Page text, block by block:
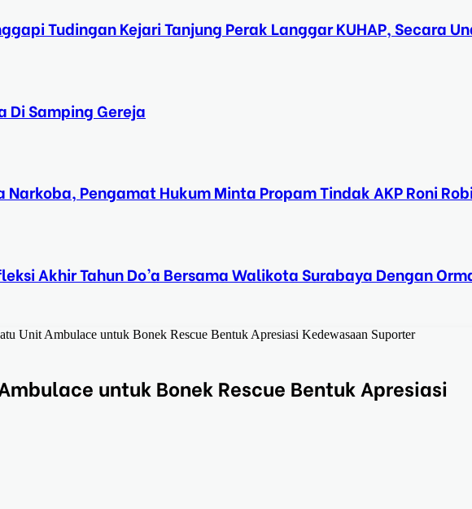
Tudingan Kejari Tanjung Perak Langgar KUHAP, Secara
Di Samping Gereja
Narkoba, Pengamat Hukum Minta Propam Tindak AKP Roni Robi
Akhir Tahun Do’a Bersama Walikota Surabaya Dengan
Unit Ambulace untuk Bonek Rescue Bentuk Apresiasi Kedewasaan Suporter
untuk Bonek Rescue Bentuk Apresiasi